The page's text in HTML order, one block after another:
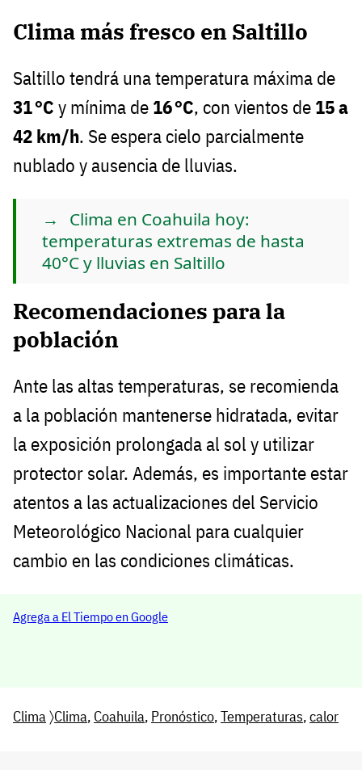
Clima más fresco en Saltillo
Saltillo tendrá una temperatura máxima de
31 °C y mínima de 16 °C, con vientos de 15 a
42 km/h. Se espera cielo parcialmente
nublado y ausencia de lluvias.
Clima en Coahuila hoy:
temperaturas extremas de hasta
40°C y lluvias en Saltillo
Recomendaciones para la
población
Ante las altas temperaturas, se recomienda
a la población mantenerse hidratada, evitar
la exposición prolongada al sol y utilizar
protector solar. Además, es importante estar
atentos a las actualizaciones del Servicio
Meteorológico Nacional para cualquier
cambio en las condiciones climáticas.
Agrega a El Tiempo en Google
Clima〉Clima, Coahuila, Pronóstico,Temperaturas,calor